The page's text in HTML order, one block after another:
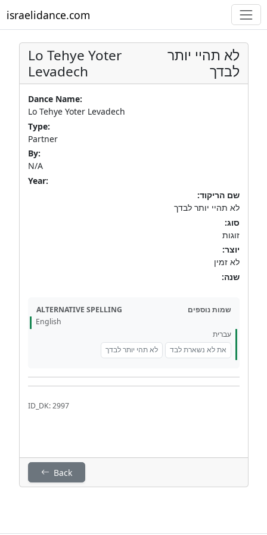
israelidance.com
Lo Tehye Yoter
Levadech
לא תהיי יותר
לבדך
Dance Name:
Lo Tehye Yoter Levadech
Type:
Partner
By:
N/A
Year:
שם הריקוד:
לא תהיי יותר לבדך
סוג:
זוגות
יוצר:
לא זמין
שנה:
ALTERNATIVE SPELLING
שמות נוספים
English
עברית
את לא נשארת לבד
לא תהי יותר לבדך
ID_DK: 2997
Back